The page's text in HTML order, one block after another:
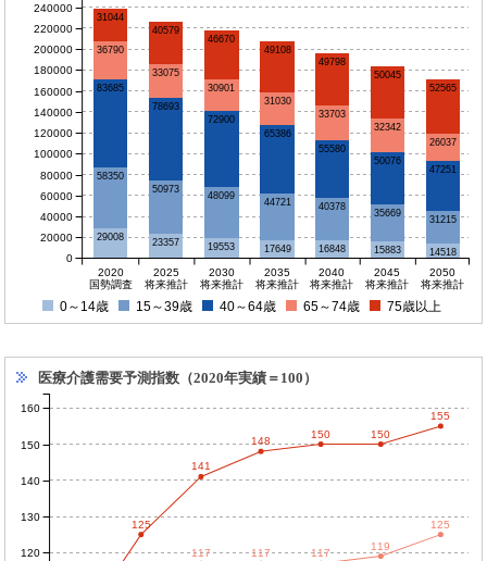
29008
23357 19553 17649 16848 15883 14518
58350
50973
48099
44721 40378
35669
31215
83685
78693
72900
65386
55580
50076
47251
36790
33075
30901
31030
33703
32342
26037
31044
40579
46670
49108
49798
50045
52565
2020
国勢調査
2025
将来推計
2030
将来推計
2035
将来推計
2040
将来推計
2045
将来推計
2050
将来推計
0
20000
40000
60000
80000
100000
120000
140000
160000
180000
200000
220000
240000
0～14歳 15～39歳 40～64歳 65～74歳 75歳以上
医療介護需要予測指数（2020年実績＝100）
125
141
148
150 150
155
117 117 117
119
125
120
130
140
150
160